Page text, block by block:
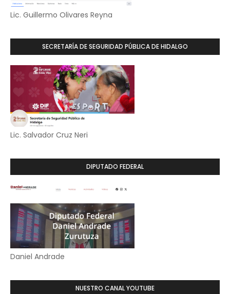
Lic. Guillermo Olivares Reyna
SECRETARÍA DE SEGURIDAD PÚBLICA DE HIDALGO
Lic. Salvador Cruz Neri
DIPUTADO FEDERAL
Daniel Andrade
NUESTRO CANAL YOUTUBE